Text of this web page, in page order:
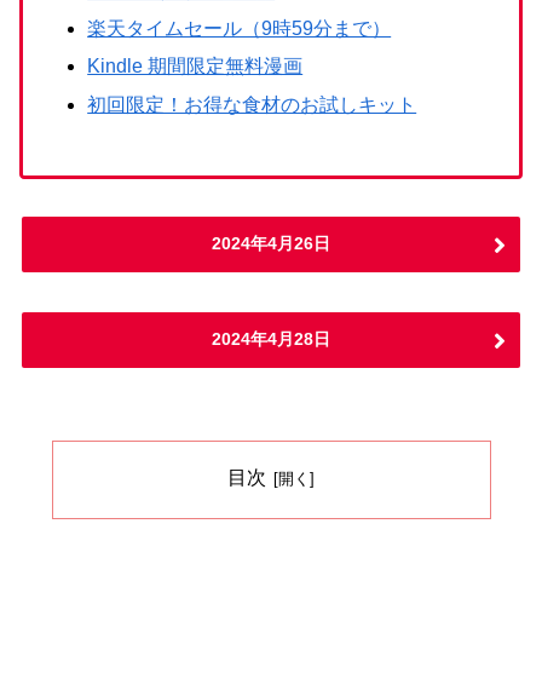
楽天タイムセール（9時59分まで）
Kindle 期間限定無料漫画
初回限定！お得な食材のお試しキット
2024年4月26日
2024年4月28日
目次